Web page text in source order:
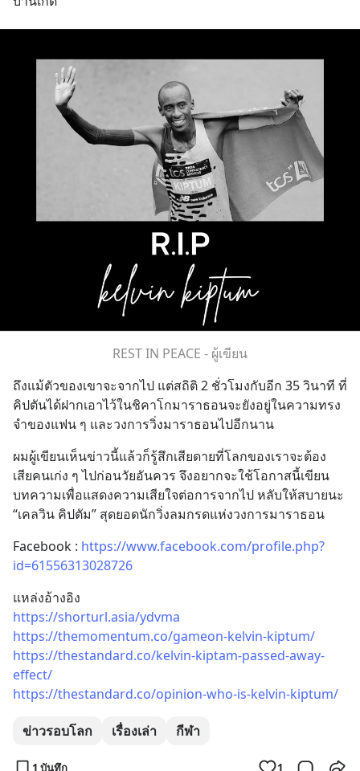
REST IN PEACE - ผู้เขียน
ถึงแม้ตัวของเขาจะจากไป แต่สถิติ 2 ชั่วโมงกับอีก 35 วินาที ที่
คิปตันได้ฝากเอาไว้ในชิคาโกมาราธอนจะยังอยู่ในความทรง
จำของแฟน ๆ และวงการวิ่งมาราธอนไปอีกนาน
ผมผู้เขียนเห็นข่าวนี้แล้วก็รู้สึกเสียดายที่โลกของเราจะต้อง
เสียคนเก่ง ๆ ไปก่อนวัยอันควร จึงอยากจะใช้โอกาสนี้เขียน
บทความเพื่อแสดงความเสียใจต่อการจากไป หลับให้สบายนะ
“เคลวิน คิปตัม” สุดยอดนักวิ่งลมกรดแห่งวงการมาราธอน
Facebook : https://www.facebook.com/profile.php?
id=61556313028726
แหล่งอ้างอิง
https://shorturl.asia/ydvma
https://themomentum.co/gameon-kelvin-kiptum/
https://thestandard.co/kelvin-kiptam-passed-away-
effect/
https://thestandard.co/opinion-who-is-kelvin-kiptum/
ข่าวรอบโลก เรื่องเล่า กีฬา
1 บันทึก 1